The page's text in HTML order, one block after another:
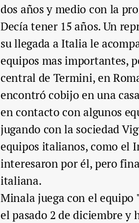
dos años y medio con la
Decía tener 15 años. Un
su llegada a Italia le
equipos mas importantes,
central de Termini, en
encontró cobijo en una
en contacto con algunos
jugando con la sociedad
equipos italianos, como el
interesaron por él, pero
italiana.
Minala juega con el equipo
el pasado 2 de diciembre y